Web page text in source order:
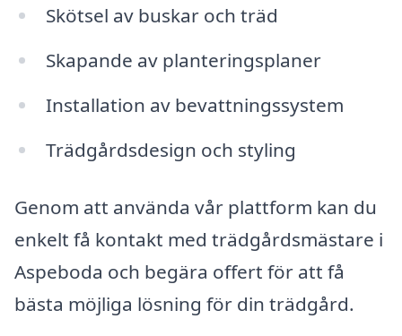
Skötsel av buskar och träd
Skapande av planteringsplaner
Installation av bevattningssystem
Trädgårdsdesign och styling
Genom att använda vår plattform kan du
enkelt få kontakt med trädgårdsmästare i
Aspeboda och begära offert för att få
bästa möjliga lösning för din trädgård.